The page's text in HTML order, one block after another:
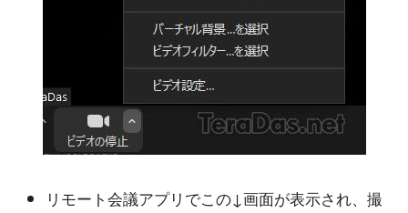
リモート会議アプリでこの↓画面が表示され、撮